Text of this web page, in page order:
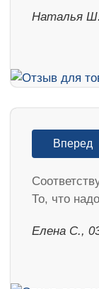
Наталья
Вперед
То, что
Елена С.,